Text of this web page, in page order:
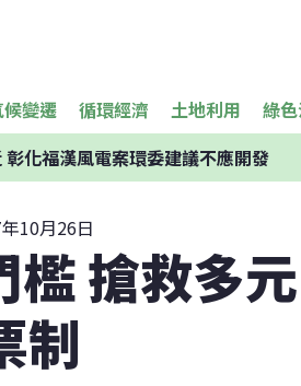
變遷 循環經濟 土地利用 綠
化福漢風電案環委建議不應開發
10月26日
搶救多元
制